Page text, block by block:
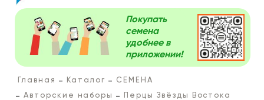
Покупать
семена
удобнее в
приложении!
Главная Каталог
СЕМЕНА
Авторские наборы
Перцы Звёзды Востока